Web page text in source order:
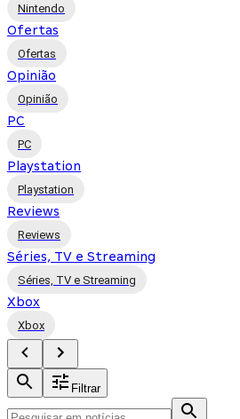
Nintendo
Ofertas
Ofertas
Opinião
Opinião
PC
PC
Playstation
Playstation
Reviews
Reviews
Séries, TV e Streaming
Séries, TV e Streaming
Xbox
Xbox
Filtrar